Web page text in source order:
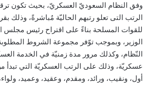
وفق النظام السعوديّ العسكريّ، بحيث تكون
الرتب التى تعلو رتبهم الحاليّة مُباشرةً، وذلك
للقوات المسلحة بناءً على اقتراح رئيس مجلس
الوزير، وبموجب توّفر مجموعة الشروط
النّظام، وكذلك مرور مدة زمنيّة في الخدمة
عسكريّة، وذلك على الرتب العسكريّة التي تبدأ
أول، ونقيب، ورائد، ومقدم، وعقيد، وعميد،